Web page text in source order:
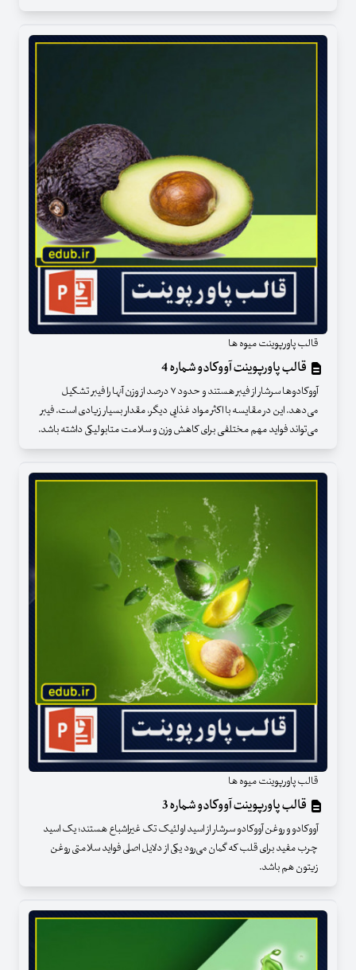
قالب پاورپوینت میوه ها
قالب پاورپوینت آووکادو شماره 4
آووکادوها سرشار از فیبر هستند و حدود ۷ درصد از وزن آنها را فیبر تشکیل
می‌دهد. این در مقایسه با اکثر مواد غذایی دیگر، مقدار بسیار زیادی است. فیبر
می‌تواند فواید مهم مختلفی برای کاهش وزن و سلامت متابولیکی داشته باشد.
قالب پاورپوینت میوه ها
قالب پاورپوینت آووکادو شماره 3
آووکادو و روغن آووکادو سرشار از اسید اولئیک تک غیراشباع هستند؛ یک اسید
چرب مفید برای قلب که گمان می‌رود یکی از دلایل اصلی فواید سلامتی روغن
زیتون هم باشد.